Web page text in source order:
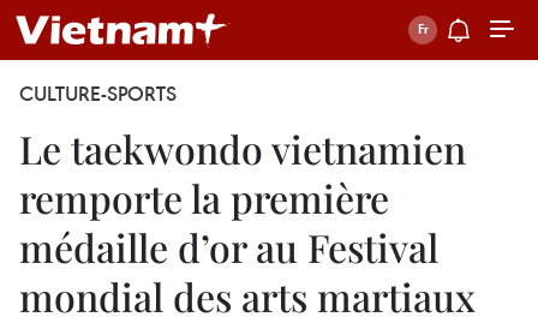
CULTURE-SPORTS
Le taekwondo vietnamien
remporte la première
médaille d’or au Festival
mondial des arts martiaux